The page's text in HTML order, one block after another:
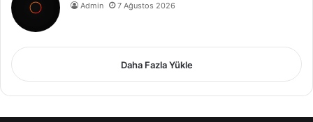
Admin 7 Ağustos 2026
Daha Fazla Yükle